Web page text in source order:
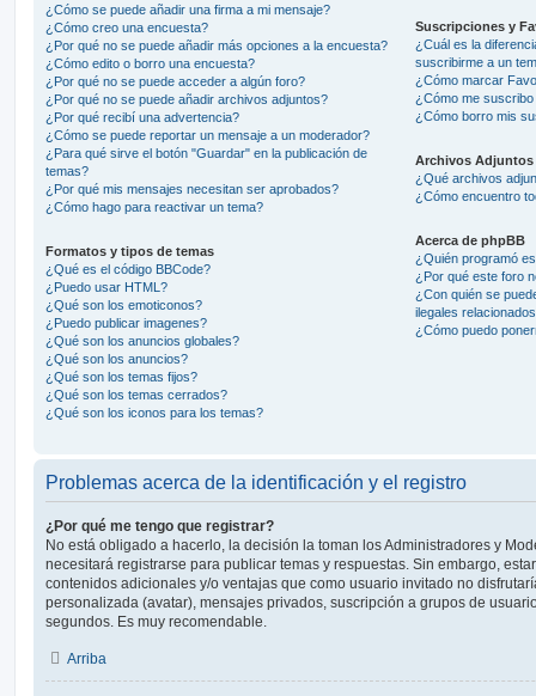
¿Cómo se puede añadir una firma a mi mensaje?
¿Cómo creo una encuesta?
¿Por qué no se puede añadir más opciones a la encuesta?
¿Cómo edito o borro una encuesta?
¿Por qué no se puede acceder a algún foro?
¿Por qué no se puede añadir archivos adjuntos?
¿Por qué recibí una advertencia?
¿Cómo se puede reportar un mensaje a un moderador?
¿Para qué sirve el botón "Guardar" en la publicación de
temas?
¿Por qué mis mensajes necesitan ser aprobados?
¿Cómo hago para reactivar un tema?
Formatos y tipos de temas
¿Qué es el código BBCode?
¿Puedo usar HTML?
¿Qué son los emoticonos?
¿Puedo publicar imagenes?
¿Qué son los anuncios globales?
¿Qué son los anuncios?
¿Qué son los temas fijos?
¿Qué son los temas cerrados?
¿Qué son los iconos para los temas?
Suscripciones y
¿Cuál es la
suscribirme a un
¿Cómo marcar
¿Cómo me
¿Cómo borro mis
Archivos Adjuntos
¿Qué archivos
¿Cómo encuentro
Acerca de phpBB
¿Quién programó
¿Por qué este foro
¿Con quién se
ilegales
¿Cómo puedo
Problemas acerca de la identificación y el registro
¿Por qué me tengo que registrar?
No está obligado a hacerlo, la decisión la toman los Administradores y
necesitará registrarse para publicar temas y respuestas. Sin embargo,
contenidos adicionales y/o ventajas que como usuario invitado no
personalizada (avatar), mensajes privados, suscripción a grupos de
segundos. Es muy recomendable.
Arriba